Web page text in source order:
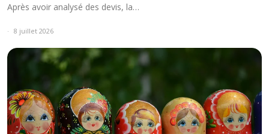
Après avoir analysé des devis, la…
8 juillet 2026